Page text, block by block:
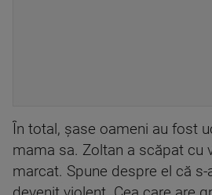
În total, şase oameni au fost
mama sa. Zoltan a scăpat cu
marcat. Spune despre el că